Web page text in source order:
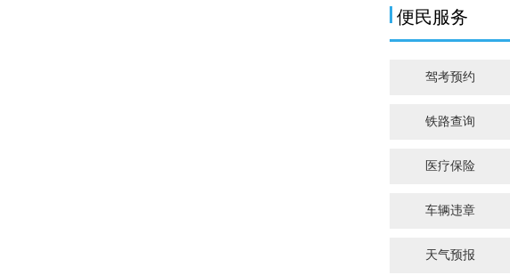
便民服务
驾考预约
铁路查询
医疗保险
车辆违章
天气预报